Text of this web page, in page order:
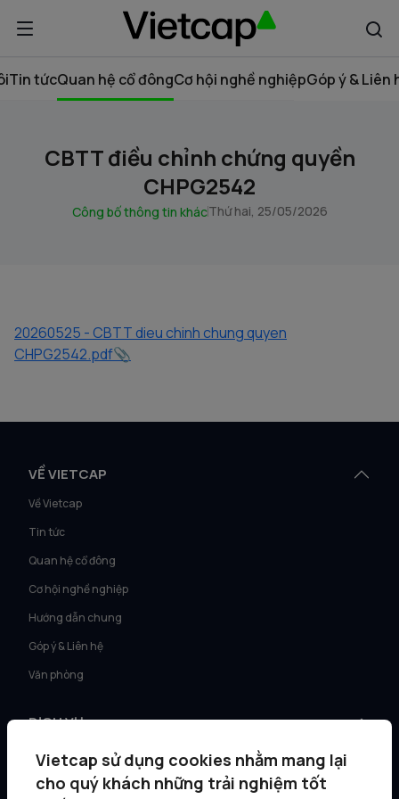
Tin tứcQuan hệ cổ đôngCơ hội nghề nghiệpGóp ý & Liên
CBTT điều chỉnh chứng quyền
CHPG2542
Công bố thông tin khácThứ hai, 25/05/2026
20260525 - CBTT dieu chinh chung quyen
CHPG2542.pdf
VỀ VIETCAP
Về Vietcap
Tin tức
Quan hệ cổ đông
Cơ hội nghề nghiệp
Hướng dẫn chung
Góp ý & Liên hệ
Văn phòng
DỊCH VỤ
Tư vấn KH Cá nhân
Môi giới KH tổ chức
Vietcap sử dụng cookies nhằm mang lại
cho quý khách những trải nghiệm tốt